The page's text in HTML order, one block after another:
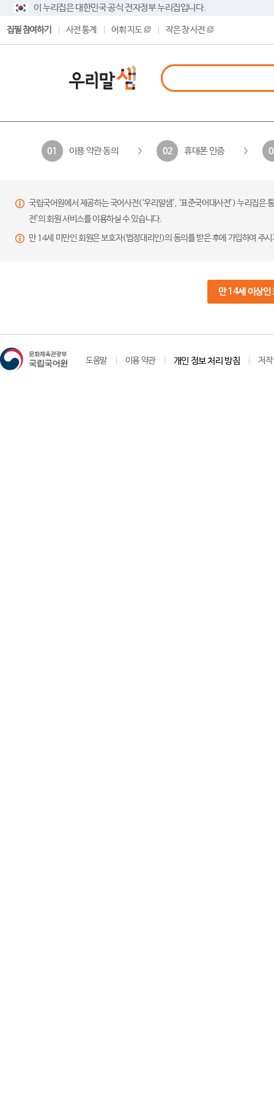
이 누리집은 대한민국 공식 전자정부 누리집입니다.
집필 참여하기 사전 통계 어휘 지도 작은 창 사전
01 이용 약관 동의 02 휴대폰 인증
국립국어원에서 제공하는 국어사전(‘우리말샘’, ‘표준국어대사전’) 누리집
전’의 회원 서비스를 이용하실 수 있습니다.
만 14세 미만인 회원은 보호자(법정대리인)의 동의를 받은 후에 가입하여 주
만 14세 이상인
도움말 이용 약관 개인 정보 처리 방침 저